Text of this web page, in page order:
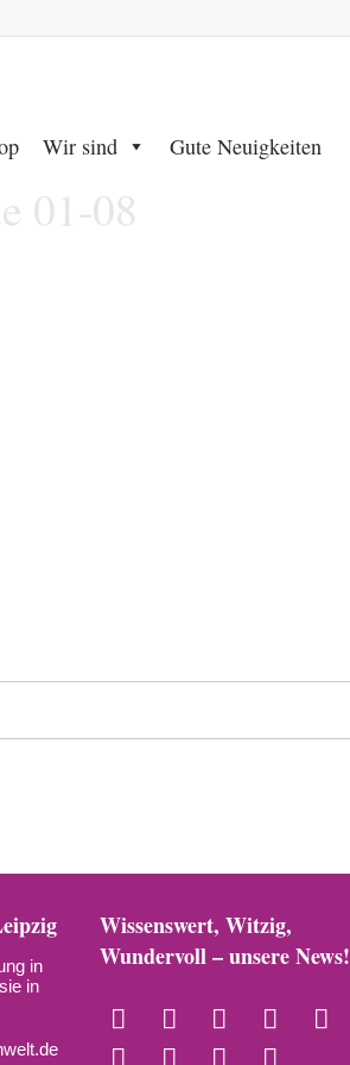
Wir sind Gute Neuigkeiten
01-08
in
in
Wissenswert, Witzig,
Wundervoll – unsere News!